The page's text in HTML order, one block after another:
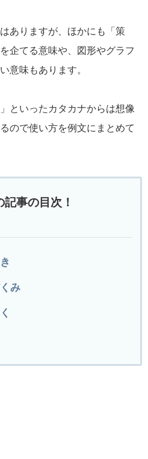
ありますが、ほかにも「策
企てる意味や、図形やグラフ
意味もあります。
といったカタカナからは想像
ので使い方を例文にまとめて
記事の目次！
み